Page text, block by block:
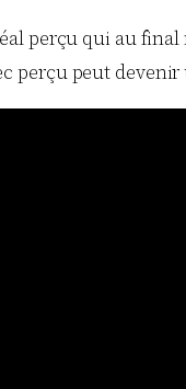
perçu qui au
perçu peut